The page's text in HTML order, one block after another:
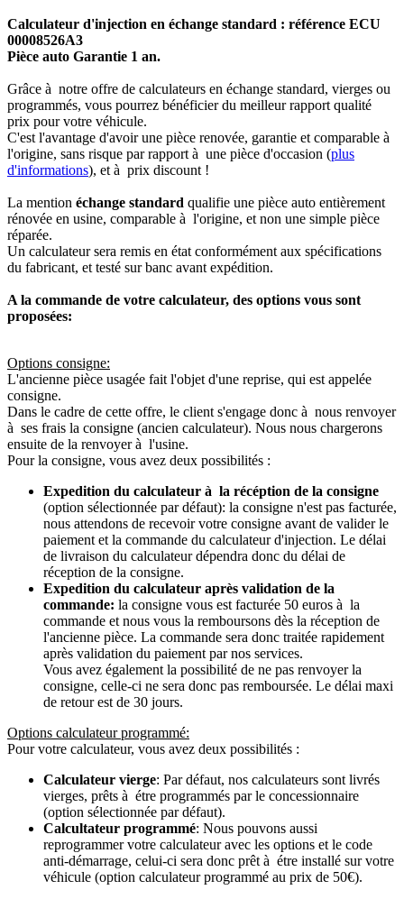
Calculateur d'injection en échange standard : référence ECU
00008526A3
Pièce auto Garantie 1 an.
Grâce à notre offre de calculateurs en échange standard, vierges ou
programmés, vous pourrez bénéficier du meilleur rapport qualité
prix pour votre véhicule.
C'est l'avantage d'avoir une pièce renovée, garantie et comparable à
l'origine, sans risque par rapport à une pièce d'occasion (plus
d'informations), et à prix discount !
La mention échange standard qualifie une pièce auto entièrement
rénovée en usine, comparable à l'origine, et non une simple pièce
réparée.
Un calculateur sera remis en état conformément aux spécifications
du fabricant, et testé sur banc avant expédition.
A la commande de votre calculateur, des options vous sont
proposées:
Options consigne:
L'ancienne pièce usagée fait l'objet d'une reprise, qui est appelée
consigne.
Dans le cadre de cette offre, le client s'engage donc à nous renvoyer
à ses frais la consigne (ancien calculateur). Nous nous chargerons
ensuite de la renvoyer à l'usine.
Pour la consigne, vous avez deux possibilités :
Expedition du calculateur à la récéption de la consigne
(option sélectionnée par défaut): la consigne n'est pas facturée,
nous attendons de recevoir votre consigne avant de valider le
paiement et la commande du calculateur d'injection. Le délai
de livraison du calculateur dépendra donc du délai de
réception de la consigne.
Expedition du calculateur après validation de la
commande: la consigne vous est facturée 50 euros à la
commande et nous vous la remboursons dès la réception de
l'ancienne pièce. La commande sera donc traitée rapidement
après validation du paiement par nos services.
Vous avez également la possibilité de ne pas renvoyer la
consigne, celle-ci ne sera donc pas remboursée. Le délai maxi
de retour est de 30 jours.
Options calculateur programmé:
Pour votre calculateur, vous avez deux possibilités :
Calculateur vierge: Par défaut, nos calculateurs sont livrés
vierges, prêts à étre programmés par le concessionnaire
(option sélectionnée par défaut).
Calcultateur programmé: Nous pouvons aussi
reprogrammer votre calculateur avec les options et le code
anti-démarrage, celui-ci sera donc prêt à étre installé sur votre
véhicule (option calculateur programmé au prix de 50€).